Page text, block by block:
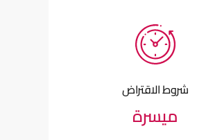
شروط الاقتراض
ميسرة